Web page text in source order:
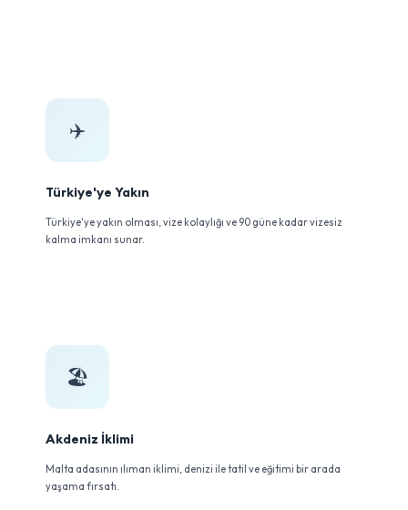
✈️
Türkiye'ye Yakın
Türkiye'ye yakın olması, vize kolaylığı ve 90 güne kadar vizesiz
kalma imkanı sunar.
🏖️
Akdeniz İklimi
Malta adasının ılıman iklimi, denizi ile tatil ve eğitimi bir arada
yaşama fırsatı.